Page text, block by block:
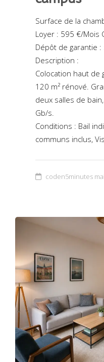
Surface de la
Loyer : 595 €/Mois
Dépôt de garantie
Description :
Colocation haut de
120 m² rénové.
deux salles de
Gb/s.
Conditions : Bail
communs inclus,
coden5minutes